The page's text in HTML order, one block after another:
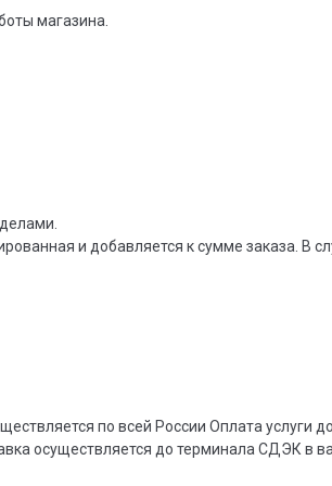
магазина.
и добавляется к сумме заказа. В
по всей России Оплата услуги
осуществляется до терминала СДЭК в